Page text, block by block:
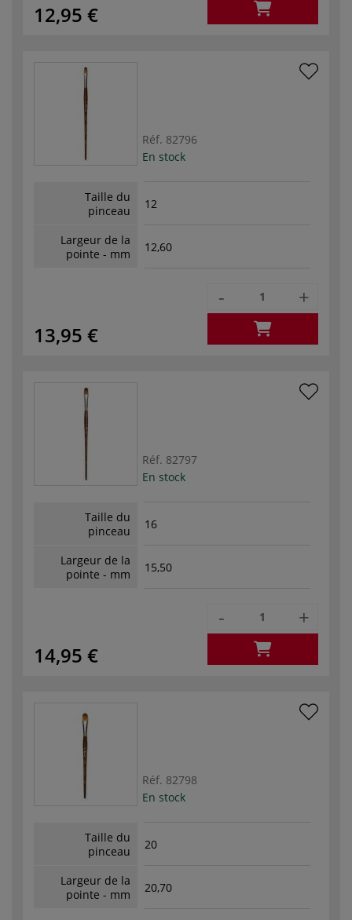
12,95 €
Réf. 82796
En stock
Taille du
pinceau
12
Largeur de la
pointe - mm
12,60
13,95 €
- +
Réf. 82797
En stock
Taille du
pinceau
16
Largeur de la
pointe - mm
15,50
14,95 €
- +
Réf. 82798
En stock
Taille du
pinceau
20
Largeur de la
pointe - mm
20,70